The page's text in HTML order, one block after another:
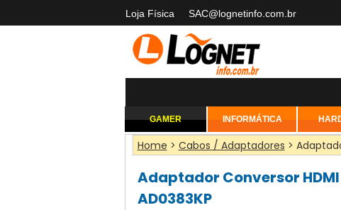
Loja Física SAC@lognetinfo.com.br
GAMER INFORMÁTICA
Home > Cabos / Adaptadores >
Adaptador Conversor
AD0383KP